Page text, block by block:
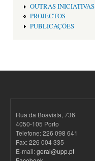
OUTRAS INICIATIVAS
PROJECTOS
PUBLICAÇÕES
Rua da Boavista, 736
4050-105 Porto
Telefone: 226 098 641
Fax: 226 004 335
E-mail:geral@upp.pt